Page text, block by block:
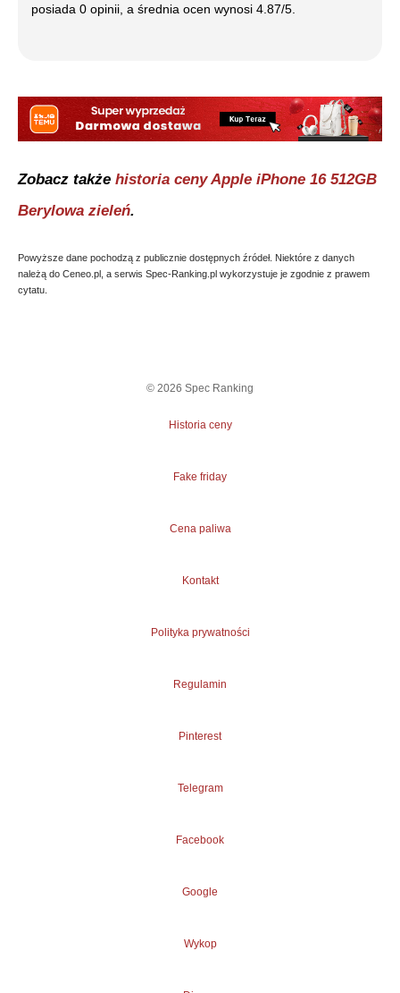
posiada 0 opinii, a średnia ocen wynosi 4.87/5.
Zobacz także historia cenyApple iPhone 16 512GB
Berylowa zieleń.
Powyższe dane pochodzą z publicznie dostępnych źródeł. Niektóre z danych
należą do Ceneo.pl, a serwis Spec-Ranking.pl wykorzystuje je zgodnie z prawem
cytatu.
© 2026 Spec Ranking
Historia ceny
Fake friday
Cena paliwa
Kontakt
Polityka prywatności
Regulamin
Pinterest
Telegram
Facebook
Google
Wykop